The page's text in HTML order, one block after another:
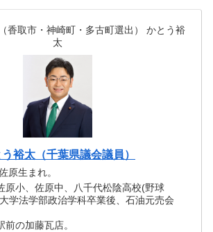
香取市・神崎町・多古町選出） かとう裕
太
裕太（千葉県議会議員）
原生まれ。
原小、佐原中、八千代松陰高校(野球
学法学部政治学科卒業後、石油元売会
の加藤瓦店。